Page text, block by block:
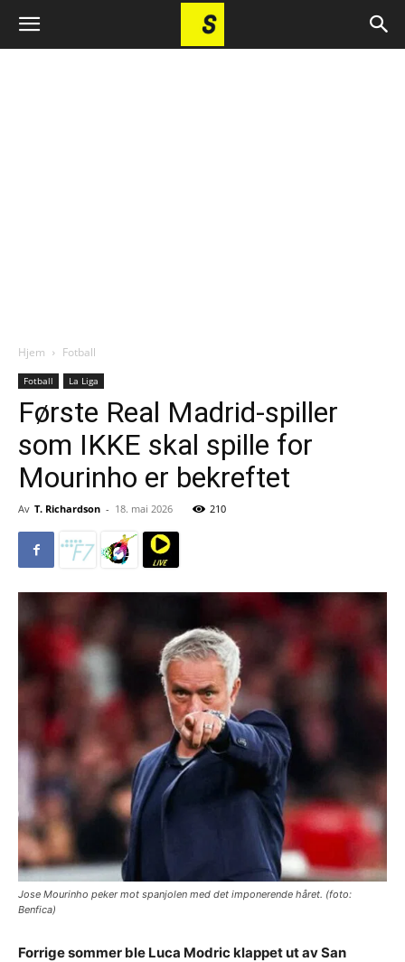
Hjem Fotball
Fotball La Liga
Første Real Madrid-spiller
som IKKE skal spille for
Mourinho er bekreftet
Av T. Richardson - 18. mai 2026 210
Jose Mourinho peker mot spanjolen med det imponerende håret. (foto:
Benfica)
Forrige sommer ble Luca Modric klappet ut av San